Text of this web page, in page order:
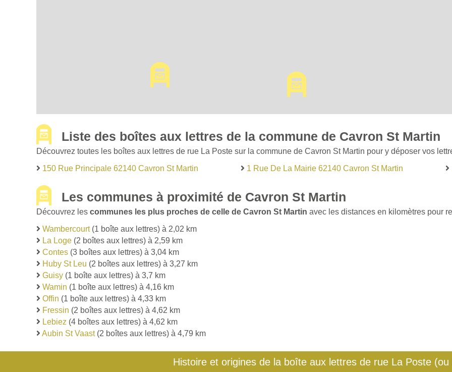
Liste des boîtes aux lettres de la commune de Cavron St Martin
Découvrez toutes les boîtes aux lettres de rue La Poste sur la commune de Cavron St Martin pour y déposer vos
150 Rue Principale 62140 Cavron St Martin
1 Rue De La Mairie 62140 Cavron St Martin
Les communes à proximité de Cavron St Martin
Découvrez les communes les plus proches de celle de Cavron St Martin avec les distances en kilomètres pour
Wambercourt(1 boîte aux lettres) à 2,02 km
La Loge (2 boîtes aux lettres) à 2,59 km
Contes (3 boîtes aux lettres) à 3,04 km
Huby St Leu (2 boîtes aux lettres) à 3,27 km
Guisy (1 boîte aux lettres) à 3,7 km
Wamin (1 boîte aux lettres) à 4,16 km
Offin (1 boîte aux lettres) à 4,33 km
Fressin (2 boîtes aux lettres) à 4,62 km
Lebiez (4 boîtes aux lettres) à 4,62 km
Aubin St Vaast(2 boîtes aux lettres) à 4,79 km
Histoire et origines de la boîte aux lettres de rue La Poste